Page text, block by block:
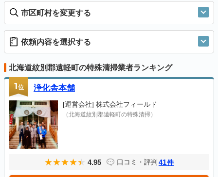
市区町村を変更する
依頼内容を選択する
北海道紋別郡遠軽町の特殊清掃業者ランキング
1位 浄化舎本舗
[運営会社] 株式会社フィールド
（北海道紋別郡遠軽町の特殊清掃）
4.95 口コミ・評判 41件